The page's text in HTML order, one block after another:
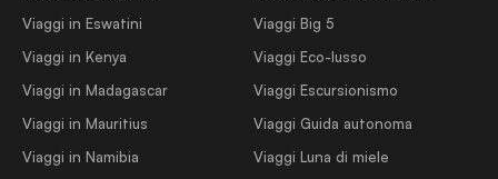
Viaggi in Eswatini
Viaggi in Kenya
Viaggi in Madagascar
Viaggi in Mauritius
Viaggi in Namibia
Viaggi Big 5
Viaggi Eco-lusso
Viaggi Escursionismo
Viaggi Guida autonoma
Viaggi Luna di miele